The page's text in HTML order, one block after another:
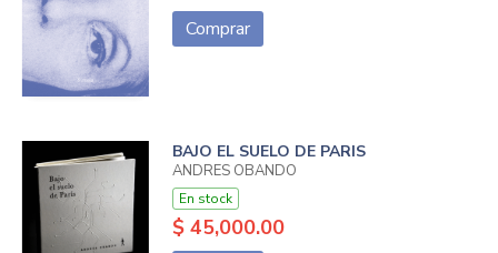
Comprar
BAJO EL SUELO DE PARIS
ANDRES OBANDO
En stock
$ 45,000.00